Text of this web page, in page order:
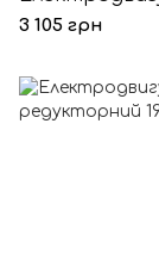
3 105 грн